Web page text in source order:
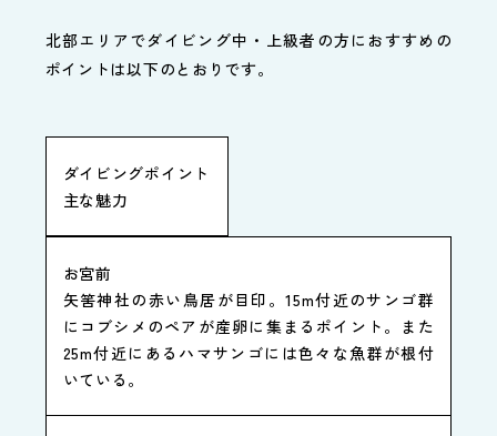
北部エリアでダイビング中・上級者の方におすすめの
ポイントは以下のとおりです。
ダイビングポイント
主な魅力
お宮前
矢筈神社の赤い鳥居が目印。15m付近のサンゴ群
にコブシメのペアが産卵に集まるポイント。また
25m付近にあるハマサンゴには色々な魚群が根付
いている。